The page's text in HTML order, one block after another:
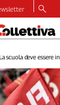
scuola deve essere in...